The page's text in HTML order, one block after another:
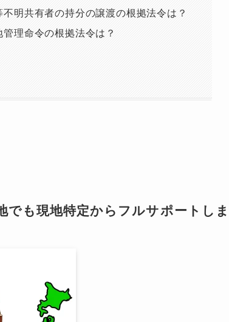
明共有者の持分の譲渡の根拠法令は？
理命令の根拠法令は？
でも現地特定からフルサポートしま